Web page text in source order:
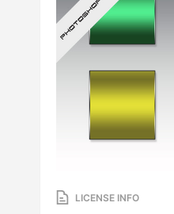
LICENSE INFO